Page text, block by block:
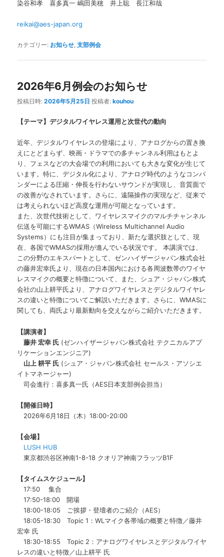
染谷和孝 喜多真一 嶋田美穂 井上聡 長江和哉
reikai@aes-japan.org
カテゴリー: お知らせ ,支部例会
2026年6月例会のお知らせ
投稿日時:2026年5月25日 投稿者:kouhou
【テーマ】デジタルワイヤレス運用と次世代の動向
近年、デジタルワイヤレスの登場により、アナログからの置き換
えにとどまらず、映画・ドラマでの多チャンネル利用はもとよ
り、フェスなどの大会場での利用においても大きな変化が生じて
います。特に、デジタル化により、アナログ時代のようなコンパ
ンダーによる圧縮・伸長を行わないサウンドが実現し、音質面で
の改善がなされています。さらに、遠隔操作の実現など、従来で
は考えられないほど高度な運用が可能となっています。
また、次世代技術として、ワイヤレスマイクのマルチチャンネル
伝送を可能にするWMAS（Wireless Multichannel Audio
Systems）にも注目が集まっており、新たな選択肢として、現
在、各国でWMASの採用が進んでいる状況です。 本講演では、
この分野のエキスパートとして、ゼンハイザージャパン株式会社
の藤井宏幸氏より、現在の日本国内における各周波数帯のワイヤ
レスマイクの概要と特徴について、また、シュア・ジャパン株式
会社の山上耕平氏より、アナログワイヤレスとデジタルワイヤレ
スの違いと特徴についてご解説いただきます。さらに、WMASに
関しても、両氏より最新動向を交えながらご紹介いただきます。
【講演者】
藤井 宏幸 氏 (ゼンハイザージャパン株式会社 テクニカルアプ
リケーションエンジニア)
山上 耕平 氏 (シュア・ジャパン株式会社 セールス・アソシエ
イトマネージャー)
司会進行：喜多真一氏（AES日本支部例会担当）
【開催日時】
2026年6月18日（木）18:00-20:00
【会場】
LUSH HUB
東京都渋谷区神南1-8-18 クオリア神南フラッツB1F
【タイムスケジュール】
17:50 集合
17:50-18:00 開場
18:00-18:05 ご挨拶・登壇者のご紹介（AES）
18:05-18:30 Topic 1：WLマイク各帯域の概要と特徴／藤井
宏幸 氏
18:30-18:55 Topic 2：アナログワイヤレスとデジタルワイヤ
レスの違いと特徴／山上耕平 氏